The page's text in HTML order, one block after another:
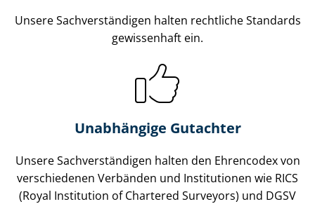
Unsere Sach­ver­stän­di­gen halten rechtliche Standards
gewissenhaft ein.
Unabhängige Gutachter
Unsere Sach­ver­stän­di­gen halten den Ehrencodex von
verschiedenen Verbänden und Institutionen wie RICS
(Royal Institution of Chartered Surveyors) und DGSV